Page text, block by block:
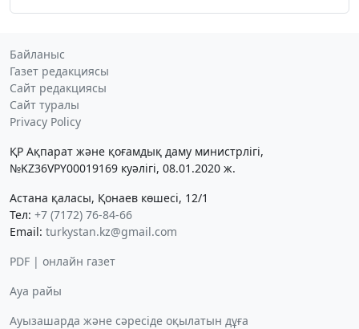
Байланыс
Газет редакциясы
Сайт редакциясы
Сайт туралы
Privacy Policy
ҚР Ақпарат және қоғамдық даму министрлігі,
№KZ36VPY00019169 куәлігі, 08.01.2020 ж.
Астана қаласы, Қонаев көшесі, 12/1
Тел: +7 (7172) 76-84-66
Email: turkystan.kz@gmail.com
PDF | онлайн газет
Ауа райы
Ауызашарда және сәресіде оқылатын дұға